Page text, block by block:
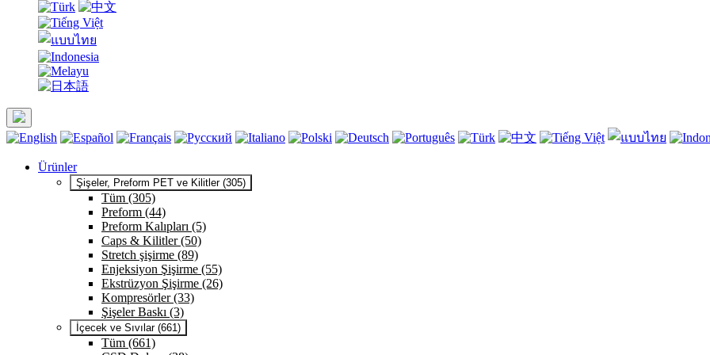
Ürünler
Şişeler, Preform PET ve Kilitler (305)
Tüm (305)
Preform (44)
Preform Kalıpları (5)
Caps & Kilitler (50)
Stretch şişirme (89)
Enjeksiyon Şişirme (55)
Ekstrüzyon Şişirme (26)
Kompresörler (33)
Şişeler Baskı (3)
İçecek ve Sıvılar (661)
Tüm (661)